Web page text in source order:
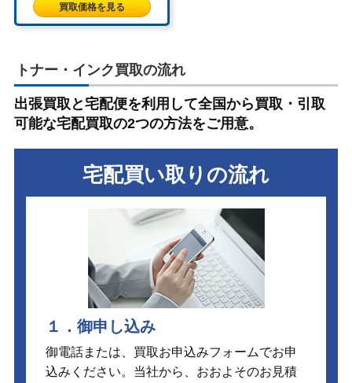
買取価格を見る
トナー・インク買取の流れ
出張買取と宅配便を利用して全国から買取・引取
可能な宅配買取の2つの方法をご用意。
宅配買い取りの流れ
１．御申し込み
御電話または、買取お申込みフォームでお申
込みください。当社から、おおよそのお見積